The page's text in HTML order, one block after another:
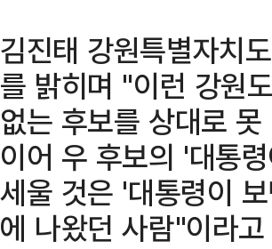
김진태 강원특별자치
를 밝히며 "이런 강원
없는 후보를 상대로
이어 우 후보의 '대통
세울 것은 '대통령이
에 나왔던 사람"이라